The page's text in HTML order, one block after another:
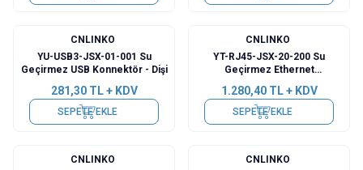
CNLINKO
YU-USB3-JSX-01-001 Su
Geçirmez USB Konnektör - Dişi
281,30TL + KDV
SEPETE EKLE
CNLINKO
YT-RJ45-JSX-20-200 Su
Geçirmez Ethernet
1.280,40TL + KDV
SEPETE EKLE
CNLINKO
CNLINKO